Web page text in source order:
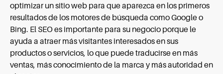
optimizar un sitio web para que aparezca en los primeros
resultados de los motores de búsqueda como Google o
Bing. El SEO es importante para su negocio porque le
ayuda a atraer más visitantes interesados en sus
productos o servicios, lo que puede traducirse en más
ventas, más conocimiento de la marca y más autoridad en